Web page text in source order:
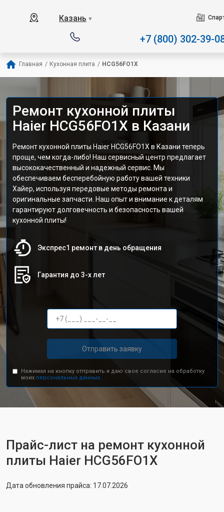
Казань ▼
+7 (800) 302-39-
Главная / Кухонная плита / HCG56FO1X
Ремонт кухонной плиты
Haier HCG56FO1X в Казани
Ремонт кухонной плиты Haier HCG56FO1X в Казани теперь
проще, чем когда-либо! Наш сервисный центр предлагает
высококачественный и надежный сервис. Мы
обеспечиваем бесперебойную работу вашей техники
Хайер, используя передовые методы ремонта и
оригинальные запчасти. Наш опыт и внимание к деталям
гарантируют долговечность и безопасность вашей
кухонной плиты!
Экспрес1 ремонт в день обращения
Гарантия до 3-х лет
Отправить заявку
Нажимая на кнопку отправить я даю свое согласие на обработку
моих персональных данных.
Прайс-лист на ремонт кухонной
плиты Haier HCG56FO1X
Дата обновления прайса: 17.07.2026